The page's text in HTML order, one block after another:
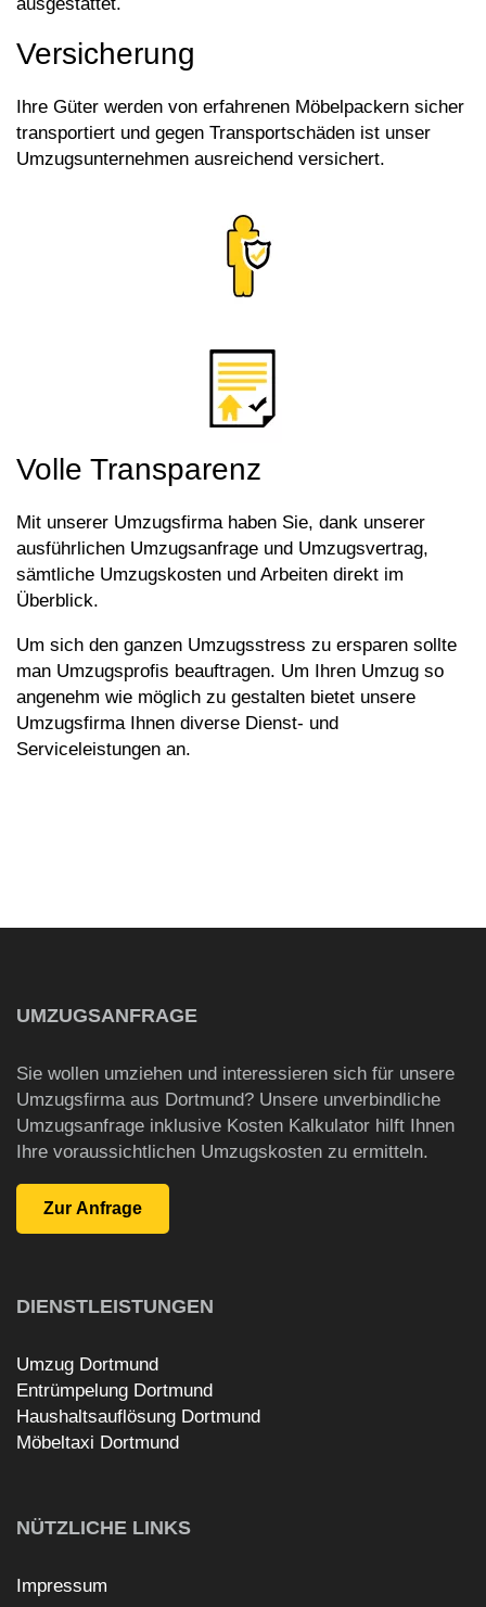
Versicherung
Ihre Güter werden von erfahrenen Möbelpackern sicher
transportiert und gegen Transportschäden ist unser
Umzugsunternehmen ausreichend versichert.
Volle Transparenz
Mit unserer Umzugsfirma haben Sie, dank unserer
ausführlichen Umzugsanfrage und Umzugsvertrag,
sämtliche Umzugskosten und Arbeiten direkt im
Überblick.
Um sich den ganzen Umzugsstress zu ersparen sollte
man Umzugsprofis beauftragen. Um Ihren Umzug so
angenehm wie möglich zu gestalten bietet unsere
Umzugsfirma Ihnen diverse Dienst- und
Serviceleistungen an.
UMZUGSANFRAGE
Sie wollen umziehen und interessieren sich für unsere
Umzugsfirma aus Dortmund? Unsere unverbindliche
Umzugsanfrage inklusive Kosten Kalkulator hilft Ihnen
Ihre voraussichtlichen Umzugskosten zu ermitteln.
DIENSTLEISTUNGEN
Umzug Dortmund
Entrümpelung Dortmund
Haushaltsauflösung Dortmund
Möbeltaxi Dortmund
NÜTZLICHE LINKS
Impressum